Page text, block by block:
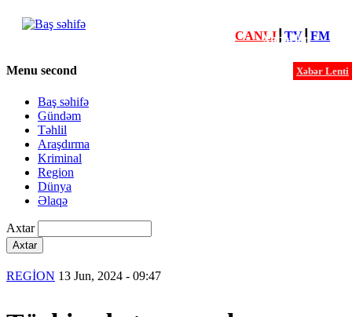
Xəbərlər
Xəbər Lenti
CANLI┃ TV┃ FM
Menu second
Baş səhifə
Gündəm
Təhlil
Araşdırma
Kriminal
Region
Dünya
Əlaqə
Axtar
REGİON 13 Jun, 2024 - 09:47